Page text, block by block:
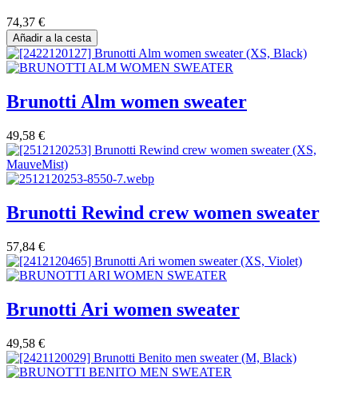
74,37 €
Añadir a la cesta
Brunotti Alm women sweater
49,58 €
Brunotti Rewind crew women sweater
57,84 €
Brunotti Ari women sweater
49,58 €